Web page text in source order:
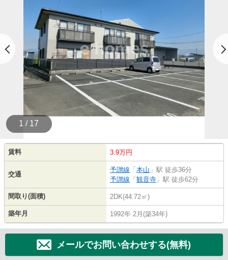
1 / 17
賃料 3.9万円
交通
予讃線 「 本山 」駅 徒歩36分
予讃線 「 観音寺 」駅 徒歩62分
間取り(面積) 2DK(44.72㎡)
築年月 1992年 2月(築34年)
メールでお問い合わせする(無料)